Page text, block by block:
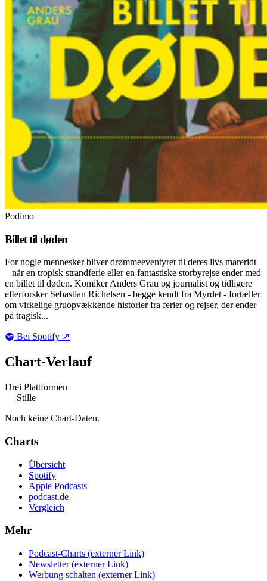
Podimo
Billet til døden
For nogle mennesker bliver drømmeeventyret til deres livs mareridt
– når en tropisk strandferie eller en fantastiske storbyrejse ender med
en billet til døden. Komiker Anders Grau og journalist og tidligere
efterforsker Sebastian Richelsen - begge kendt fra Myrdet - fortæller
om virkelige gruopvækkende historier fra ferier og rejser, der ender
på tragisk...
Bei Spotify ↗
Chart-Verlauf
Drei Plattformen
— Stille —
Noch keine Chart-Daten.
Charts
Übersicht
Spotify
Apple Podcasts
podcast.de
Vergleich
Mehr
Podcast-Charts (externer Link)
Newsletter (externer Link)
Werbung schalten (externer Link)